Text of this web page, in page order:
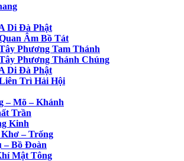
Di Đà Phật
Âm Bồ Tát
Phương Tam Thánh
Phương Thánh Chúng
Di Đà Phật
Trì Hải Hội
– Mõ – Khánh
Trần
Kinh
Khơ – Trống
– Bồ Đoàn
Mật Tông